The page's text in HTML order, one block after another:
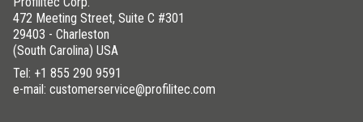
472 Meeting Street, Suite C #301
29403 - Charleston
(South Carolina) USA
Tel: +1 855 290 9591
e-mail: customerservice@profilitec.com